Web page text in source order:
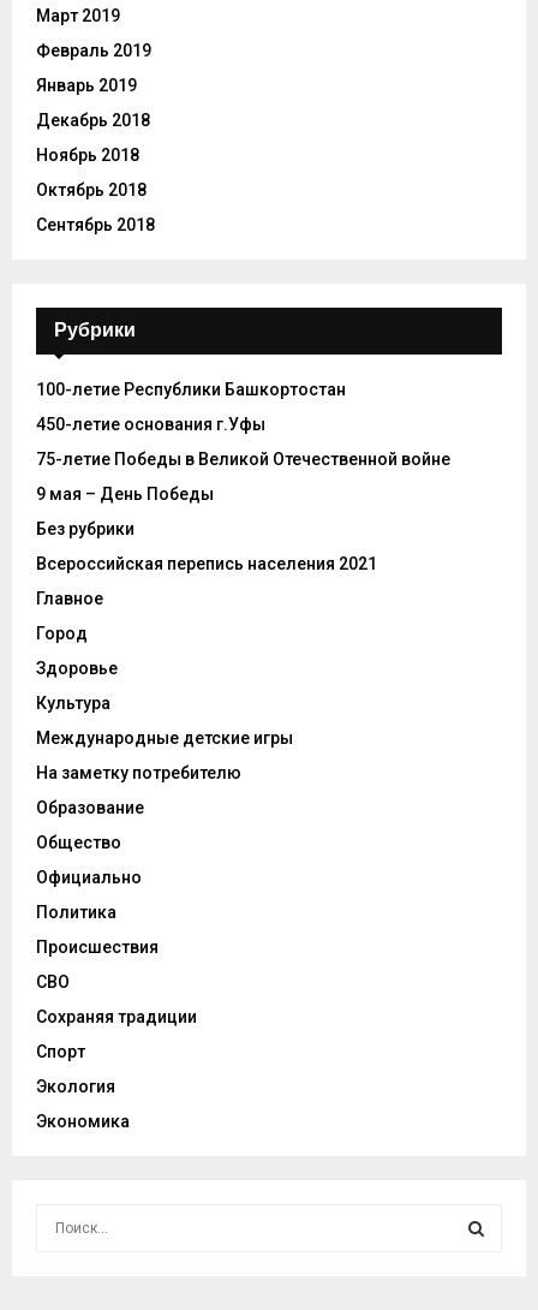
Март 2019
Февраль 2019
Январь 2019
Декабрь 2018
Ноябрь 2018
Октябрь 2018
Сентябрь 2018
Рубрики
100-летие Республики Башкортостан
450-летие основания г.Уфы
75-летие Победы в Великой Отечественной войне
9 мая – День Победы
Без рубрики
Всероссийская перепись населения 2021
Главное
Город
Здоровье
Культура
Международные детские игры
На заметку потребителю
Образование
Общество
Официально
Политика
Происшествия
СВО
Сохраняя традиции
Спорт
Экология
Экономика